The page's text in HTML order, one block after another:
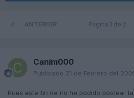
Página 1 de 2
Caním000
Publicado 21 de Febrero del
Pues este fin de no he podido postear